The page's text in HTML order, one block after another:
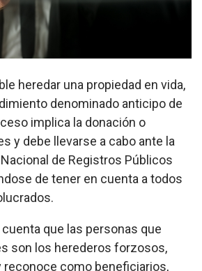
heredar una propiedad en vida,
denominado anticipo de
implica la donación o
y debe llevarse a cabo ante la
de Registros Públicos
de tener en cuenta a todos
que las personas que
son los herederos forzosos,
reconoce como beneficiarios,